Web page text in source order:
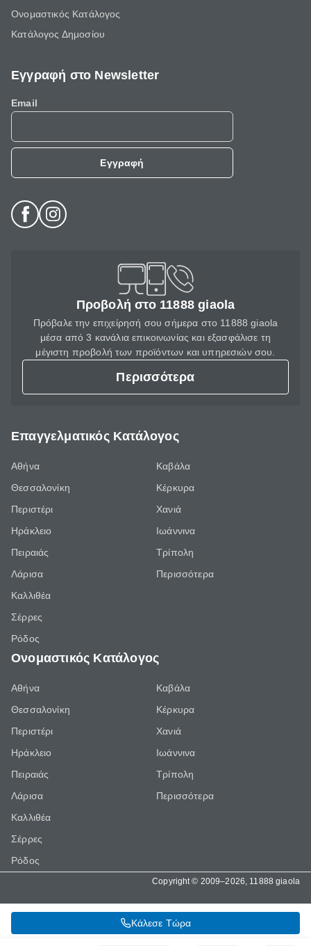
Κάλεσε Τώρα
Ονομαστικός Κατάλογος
Κατάλογος Δημοσίου
Εγγραφή στο Newsletter
Email
Εγγραφή
Προβολή στο 11888 giaola
Πρόβαλε την επιχείρησή σου σήμερα στο 11888 giaola
μέσα από 3 κανάλια επικοινωνίας και εξασφάλισε τη
μέγιστη προβολή των προϊόντων και υπηρεσιών σου.
Περισσότερα
Επαγγελματικός Κατάλογος
Αθήνα
Θεσσαλονίκη
Περιστέρι
Ηράκλειο
Πειραιάς
Λάρισα
Καλλιθέα
Σέρρες
Ρόδος
Καβάλα
Κέρκυρα
Χανιά
Ιωάννινα
Τρίπολη
Περισσότερα
Ονομαστικός Κατάλογος
Αθήνα
Θεσσαλονίκη
Περιστέρι
Ηράκλειο
Πειραιάς
Λάρισα
Καλλιθέα
Σέρρες
Ρόδος
Καβάλα
Κέρκυρα
Χανιά
Ιωάννινα
Τρίπολη
Περισσότερα
Copyright © 2009–2026, 11888 giaola